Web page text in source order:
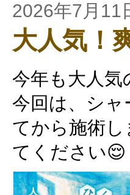
2026年7月11
大人気！
今年も大人
今回は、シ
てから施術し
てください😌